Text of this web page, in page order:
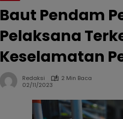
Baut Pendam
Pelaksana
Keselamatan
Redaksi
2 Min Baca
02/11/2023